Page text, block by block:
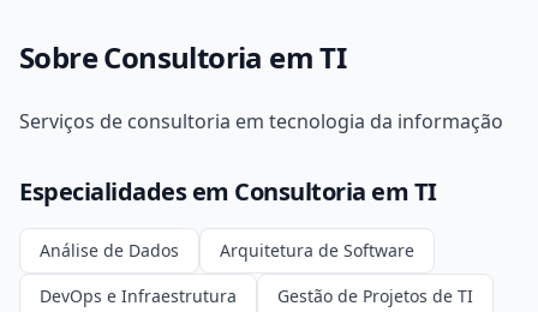
Sobre Consultoria em TI
Serviços de consultoria em tecnologia da informação
Especialidades em Consultoria em TI
Análise de Dados
Arquitetura de Software
DevOps e Infraestrutura
Gestão de Projetos de TI